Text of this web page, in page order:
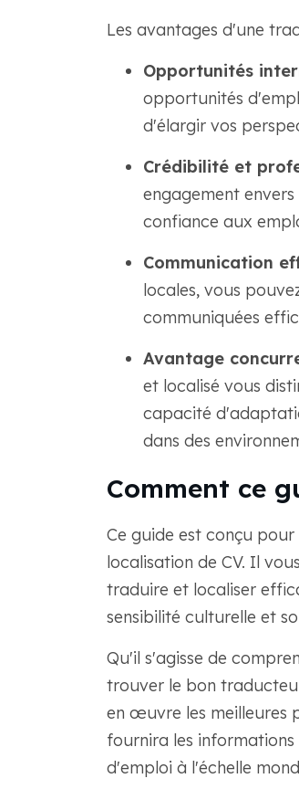
Les avantages d'une
Opportunités
opportunités
d'élargir vos
Crédibilité et
engagement
confiance aux
Communication
locales, vous
communiquées
Avantage
et localisé vous
capacité
dans des
Comment ce
Ce guide est conçu
localisation de CV. Il
traduire et localiser
sensibilité culturelle et
Qu'il s'agisse de
trouver le bon
en œuvre les meilleures
fournira les
d'emploi à l'échelle